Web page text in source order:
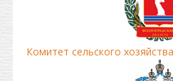
Комитет сельского